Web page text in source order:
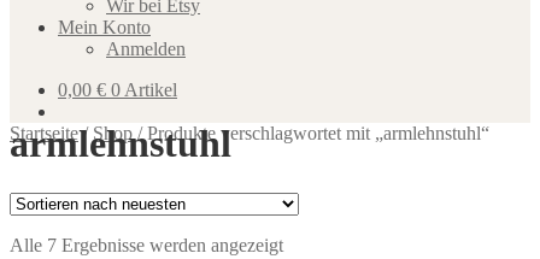
Wir bei Etsy
Mein Konto
Anmelden
0,00 € 0 Artikel
Startseite/ Shop /Produkte verschlagwortet mit „armlehnstuhl“
armlehnstuhl
Alle 7 Ergebnisse werden angezeigtNach